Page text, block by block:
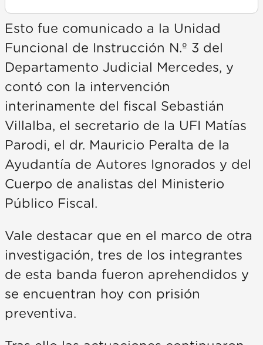
Esto fue comunicado a la Unidad
Funcional de Instrucción N.º 3 del
Departamento Judicial Mercedes, y
contó con la intervención
interinamente del fiscal Sebastián
Villalba, el secretario de la UFI Matías
Parodi, el dr. Mauricio Peralta de la
Ayudantía de Autores Ignorados y del
Cuerpo de analistas del Ministerio
Público Fiscal.
Vale destacar que en el marco de otra
investigación, tres de los integrantes
de esta banda fueron aprehendidos y
se encuentran hoy con prisión
preventiva.